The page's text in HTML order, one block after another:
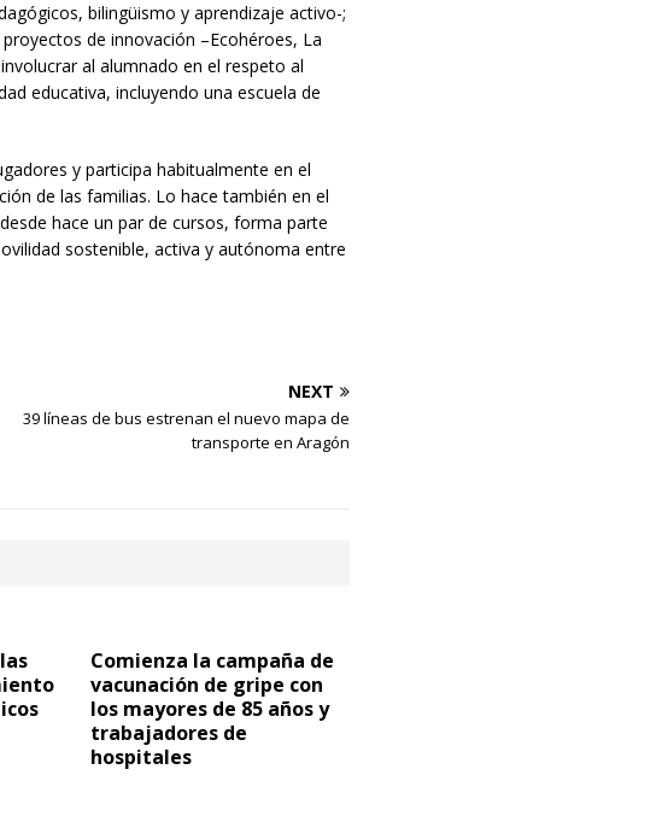
bilingüismo y aprendizaje activo-;
de innovación –Ecohéroes, La
al alumnado en el respeto al
educativa, incluyendo una escuela de
y participa habitualmente en el
de las familias. Lo hace también en el
hace un par de cursos, forma parte
sostenible, activa y autónoma entre
NEXT
39 líneas de bus estrenan el nuevo mapa de
transporte en Aragón
Comienza la campaña de
vacunación de gripe con
los mayores de 85 años y
trabajadores de
hospitales